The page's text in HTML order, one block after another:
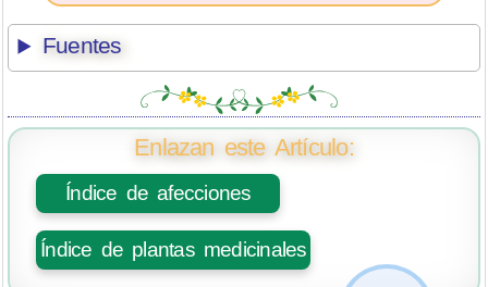
Fuentes
Enlazan este Artículo:
Índice de afecciones
Índice de plantas medicinales